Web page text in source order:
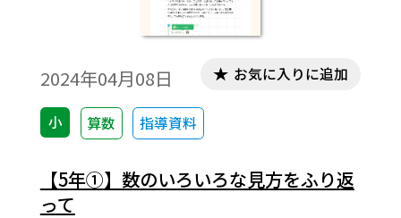
2024年04月08日
小 算数 指導資料
お気に入りに追加
【5年①】数のいろいろな見方をふり返
って